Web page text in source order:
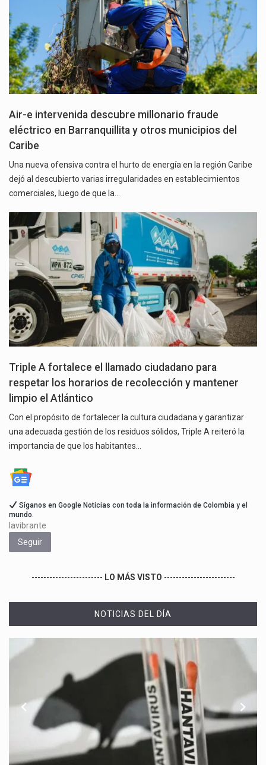
Air-e intervenida descubre millonario fraude
eléctrico en Barranquillita y otros municipios del
Caribe
Una nueva ofensiva contra el hurto de energía en la región Caribe
dejó al descubierto varias irregularidades en establecimientos
comerciales, luego de que la…
Triple A fortalece el llamado ciudadano para
respetar los horarios de recolección y mantener
limpio el Atlántico
Con el propósito de fortalecer la cultura ciudadana y garantizar
una adecuada gestión de los residuos sólidos, Triple A reiteró la
importancia de que los habitantes…
Síganos en Google Noticias con toda la información de Colombia y el
mundo.
lavibrante
Seguir
------------------------ LO MÁS VISTO ------------------------
NOTICIAS DEL DÍA